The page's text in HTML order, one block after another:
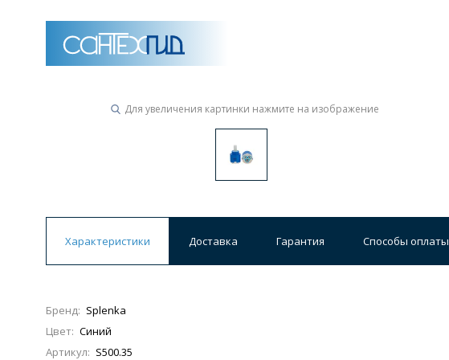
Для увеличения картинки нажмите на изображение
Характеристики Доставка Гарантия Способы оплаты
Бренд: Splenka
Цвет: Синий
Артикул: S500.35